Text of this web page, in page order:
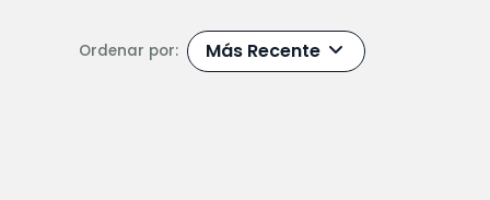
Ordenar por: Más Recente